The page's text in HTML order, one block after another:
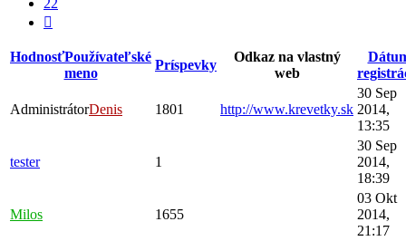
HodnosťPoužívateľské
meno
Príspevky
Odkaz na vlastný
web
AdministrátorDenis 1801 http://www.krevetky.sk
30 Sep
2014,
13:35
tester 1
30 Sep
2014,
18:39
Milos 1655
03 Okt
2014,
21:17